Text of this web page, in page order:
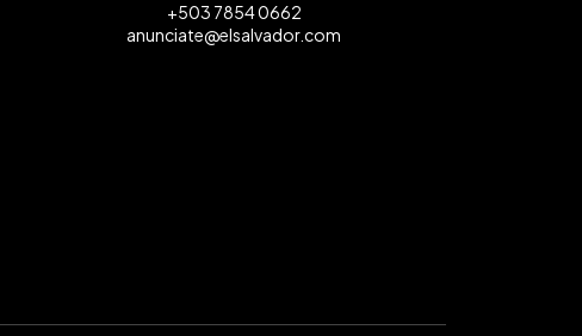
+503 7854 0662
anunciate@elsalvador.com